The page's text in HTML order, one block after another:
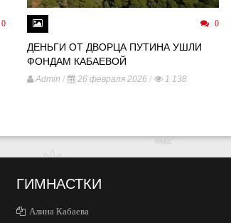
0 0
ДЕНЬГИ ОТ ДВОРЦА ПУТИНА УШЛИ
ФОНДАМ КАБАЕВОЙ
Admin / 26 февраля 2026 / 1 138
ГИМНАСТКИ
Алина Кабаева